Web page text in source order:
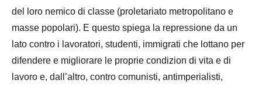
del loro nemico di classe (proletariato metropolitano e
masse popolari). E questo spiega la repressione da un
lato contro i lavoratori, studenti, immigrati che lottano per
difendere e migliorare le proprie condizion di vita e di
lavoro e, dall’altro, contro comunisti, antimperialisti,